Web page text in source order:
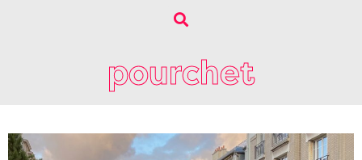
pourchet